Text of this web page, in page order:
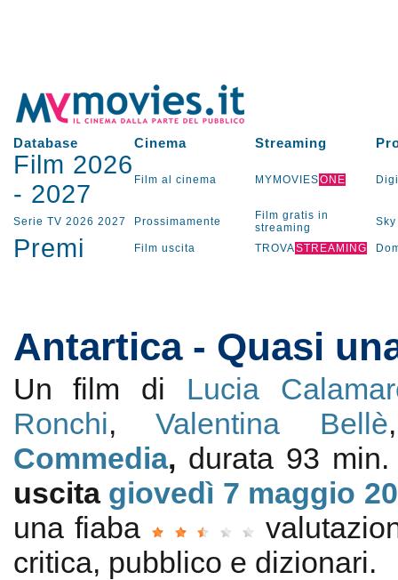
Database Cinema Streaming
Film 2026
- 2027 Film al cinema MYMOVIESONE
Serie TV 2026 2027 Prossimamente
Film gratis in
streaming
Sky
Premi Film uscita TROVASTREAMING
Antartica - Quasi
Un film di Lucia
Ronchi,Valentina Bellè
Commedia, durata 93
uscita giovedì 7 maggio
una fiaba
critica, pubblico e dizionari.